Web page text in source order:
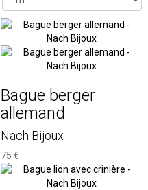
Bague berger
allemand
Nach Bijoux
75 €